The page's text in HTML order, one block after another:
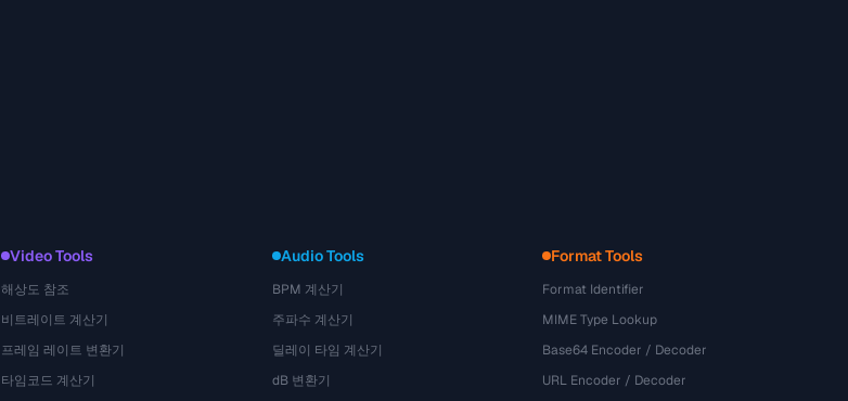
Video Tools
해상도 참조
비트레이트 계산기
프레임 레이트 변환기
타임코드 계산기
Audio Tools
BPM 계산기
주파수 계산기
딜레이 타임 계산기
dB 변환기
Format Tools
Format Identifier
MIME Type Lookup
Base64 Encoder / Decoder
URL Encoder / Decoder